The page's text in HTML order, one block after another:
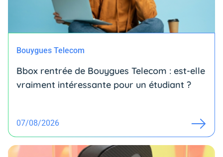
Bouygues Telecom
Bbox rentrée de Bouygues Telecom : est-elle
vraiment intéressante pour un étudiant ?
07/08/2026